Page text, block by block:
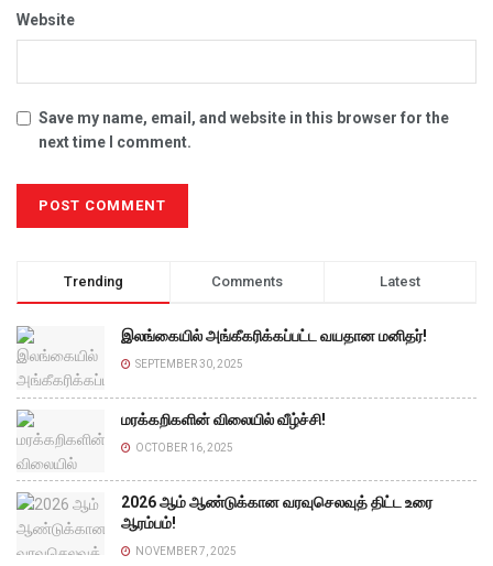
Website
Save my name, email, and website in this browser for the
next time I comment.
Trending Comments Latest
இலங்கையில் அங்கீகரிக்கப்பட்ட வயதான மனிதர்!
SEPTEMBER 30, 2025
மரக்கறிகளின் விலையில் வீழ்ச்சி!
OCTOBER 16, 2025
2026 ஆம் ஆண்டுக்கான வரவுசெலவுத் திட்ட உரை
ஆரம்பம்!
NOVEMBER 7, 2025